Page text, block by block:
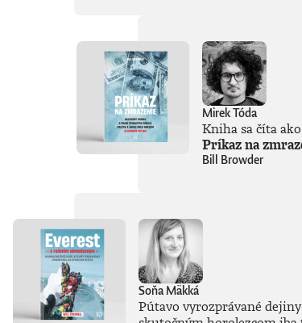
Mirek Tóda
Kniha sa číta
Príkaz na
Bill Browder
Soňa Mäkká
Pútavo vyrozprávané